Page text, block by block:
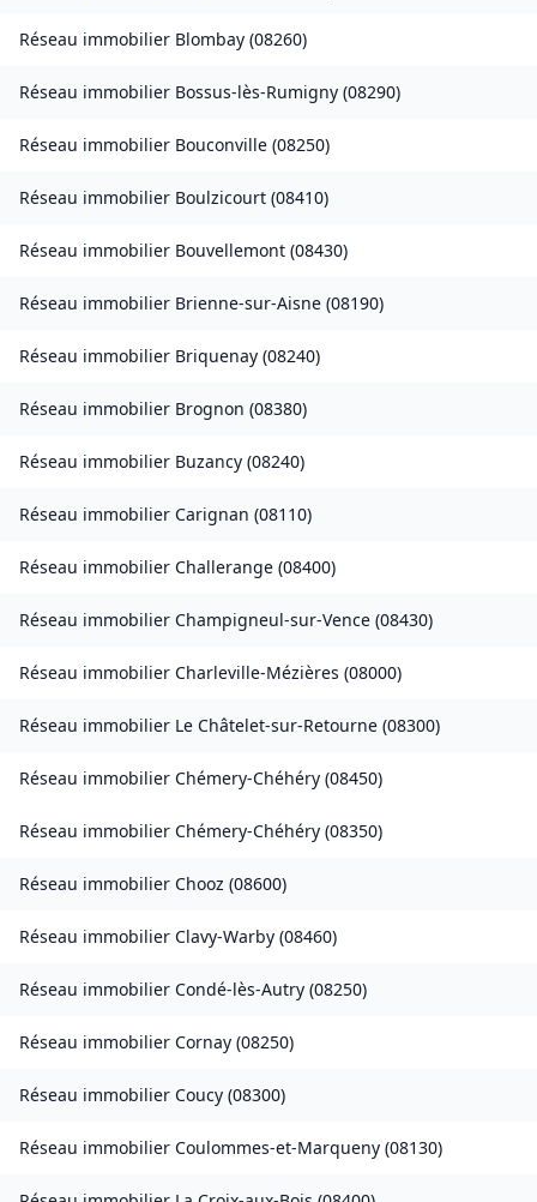
Réseau immobilier Blombay (08260)
Réseau immobilier Bossus-lès-Rumigny (08290)
Réseau immobilier Bouconville (08250)
Réseau immobilier Boulzicourt (08410)
Réseau immobilier Bouvellemont (08430)
Réseau immobilier Brienne-sur-Aisne (08190)
Réseau immobilier Briquenay (08240)
Réseau immobilier Brognon (08380)
Réseau immobilier Buzancy (08240)
Réseau immobilier Carignan (08110)
Réseau immobilier Challerange (08400)
Réseau immobilier Champigneul-sur-Vence (08430)
Réseau immobilier Charleville-Mézières (08000)
Réseau immobilier Le Châtelet-sur-Retourne (08300)
Réseau immobilier Chémery-Chéhéry (08450)
Réseau immobilier Chémery-Chéhéry (08350)
Réseau immobilier Chooz (08600)
Réseau immobilier Clavy-Warby (08460)
Réseau immobilier Condé-lès-Autry (08250)
Réseau immobilier Cornay (08250)
Réseau immobilier Coucy (08300)
Réseau immobilier Coulommes-et-Marqueny (08130)